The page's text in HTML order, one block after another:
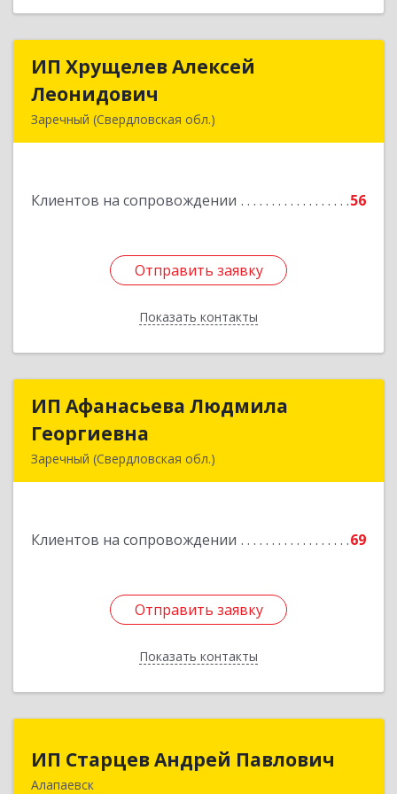
ИП Хрущелев Алексей
Леонидович
Заречный (Свердловская обл.)
Клиентов на сопровождении 56
Отправить заявку
Показать контакты
ИП Хрущелев Алексей
Подробнее
Отправить заявку
Назад
ИП Афанасьева Людмила
Георгиевна
Заречный (Свердловская обл.)
Клиентов на сопровождении 69
Отправить заявку
Показать контакты
ИП Афанасьева Людмила
Подробнее
Отправить заявку
Назад
ИП Старцев Андрей Павлович
Алапаевск
ИП Старцев Андрей Павлович
624601, Свердловская обл, Алапаевск г,